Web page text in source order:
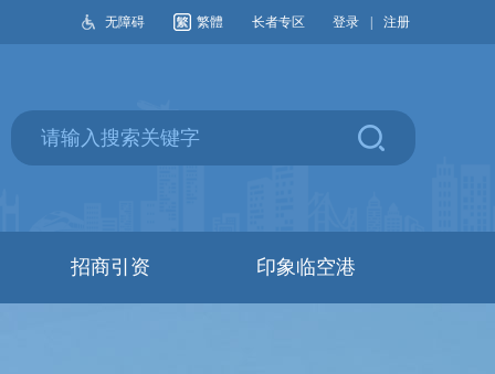
无障碍 繁體 长者专区 登录 注册
招商引资 印象临空港